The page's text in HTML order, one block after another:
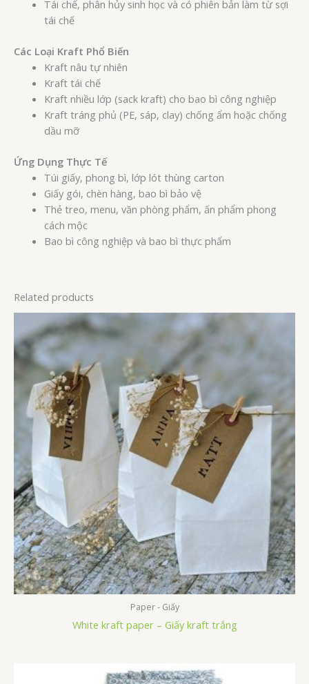
Tái chế, phân hủy sinh học và có phiên bản làm từ sợi
tái chế
Các Loại Kraft Phổ Biến
Kraft nâu tự nhiên
Kraft tái chế
Kraft nhiều lớp (sack kraft) cho bao bì công nghiệp
Kraft tráng phủ (PE, sáp, clay) chống ẩm hoặc chống
dầu mỡ
Ứng Dụng Thực Tế
Túi giấy, phong bì, lớp lót thùng carton
Giấy gói, chèn hàng, bao bì bảo vệ
Thẻ treo, menu, văn phòng phẩm, ấn phẩm phong
cách mộc
Bao bì công nghiệp và bao bì thực phẩm
Related products
Paper - Giấy
White kraft paper – Giấy kraft trắng